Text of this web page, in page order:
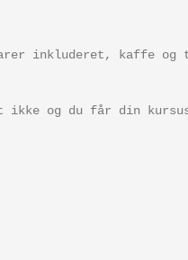
inkluderet, kaffe
ikke og du får din